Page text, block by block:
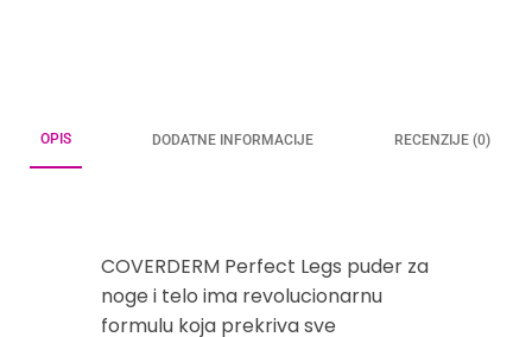
OPIS DODATNE INFORMACIJE RECENZIJE (0)
COVERDERM Perfect Legs puder za
noge i telo ima revolucionarnu
formulu koja prekriva sve